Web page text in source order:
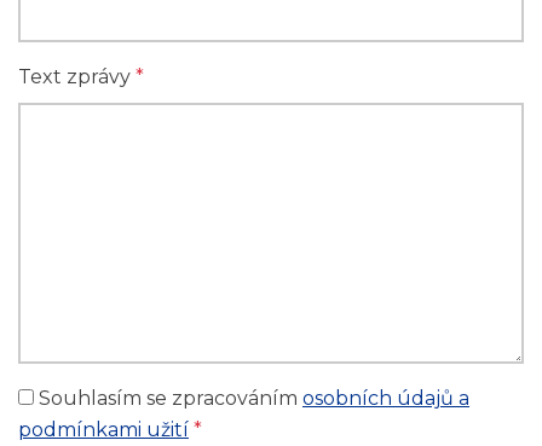
Text zprávy *
Souhlasím se zpracováním osobních údajů a
podmínkami užití *